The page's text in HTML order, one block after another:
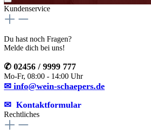
Kundenservice
Du hast noch Fragen?
Melde dich bei uns!
✆ 02456 / 9999 777
Mo-Fr, 08:00 - 14:00 Uhr
✉ info@wein-schaepers.de
✉︎ Kontaktformular
Rechtliches